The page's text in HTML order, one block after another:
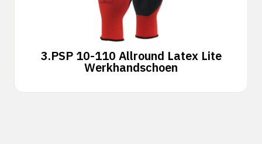
3.PSP 10-110 Allround Latex Lite
Werkhandschoen